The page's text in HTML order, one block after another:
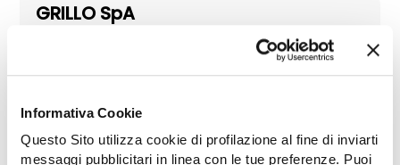
Informativa Cookie
Questo Sito utilizza cookie di profilazione al fine di inviarti
messaggi pubblicitari in linea con le tue preferenze. Puoi
GRILLO SpA